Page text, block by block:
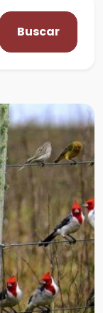
Buscar